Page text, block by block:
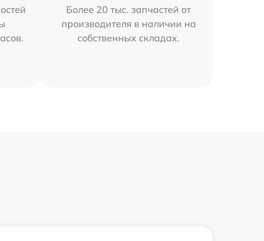
Более 20 тыс. запчастей от
производителя в наличии на
собственных складах.